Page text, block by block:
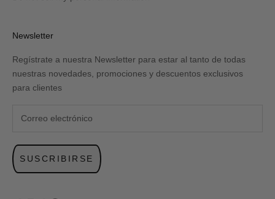
Newsletter
Regístrate a nuestra Newsletter para estar al tanto de todas
nuestras novedades, promociones y descuentos exclusivos
para clientes
SUSCRIBIRSE